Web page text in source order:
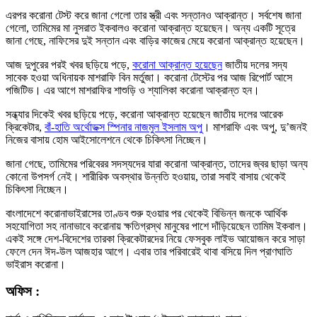
এরপর করোনা টেস্ট করে জানা গেলো তার স্ত্রী এবং সন্তানও আক্রান্ত। সর্বশেষ জানা
গেলো, তামিমের মা নুসরাত ইকবালও করোনা আক্রান্ত হয়েছেন। অন্য একটি সূত্রে
জানা গেছে, নাফিসের দুই সন্তান এবং বাড়ির কাজের মেয়ে করোনা আক্রান্ত হয়েছেন।
আজ দুপুরের পরই খবর ছড়িয়ে পড়ে, করোনা আক্রান্ত হয়েছেনজাতীয় দলের সদ্য
সাবেক হওয়া অধিনায়ক মাশরাফি বিন মর্তুজা। করোনা টেস্টের পর আজ রিপোর্ট আসে
পজিটিভ। এর আগে মাশরাফির শাশুড়ি ও শ্যালিকা করোনা আক্রান্ত হন।
সন্ধ্যার দিকেই খবর ছড়িয়ে পড়ে, করোনা আক্রান্ত হয়েছেন জাতীয় দলের আরেক
ক্রিকেটার, বাঁ-হাতি অর্থোডক্স স্পিনার নাজমুল ইসলাম অপু । মাশরাফি এবং অপু, দু’জনই
নিজের বাসায় হোম আইসোলেশনে থেকে চিকিৎসা নিচ্ছেন।
জানা গেছে, তামিমের পরিবেরর সদস্যদের যারা করোনা আক্রান্ত, তাদের জ্বর ছাড়া অন্য
কোনো উপসর্গ নেই। শারীরিক অবস্থার উন্নতি হওয়ায়, তারা সবাই বাসায় থেকেই
চিকিৎসা নিচ্ছেন।
বাংলাদেশে করোনাভাইরাসের তাণ্ডব শুরু হওয়ার পর থেকেই বিভিন্ন জনকে আর্থিক
সহযোগিতা সহ নানাভাবে করোনায় ক্ষতিগ্রস্থ মানুষের পাশে দাঁড়িয়েছেন তামিম ইকবাল।
একই সঙ্গে দেশ-বিদেশের তারকা ক্রিকেটারদের নিয়ে ফেসবুক লাইভ আয়োজন করে সাড়া
ফেলে দেন ঈদ-উল আজহার আগে। এবার তার পরিবারেই থাবা বসিয়ে দিল প্রাণঘাতি
ভাইরাস করোনা।
অফিস :